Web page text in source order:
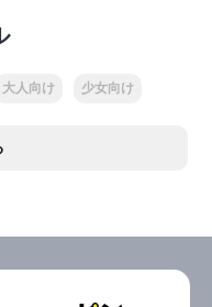
大人向け 少女向け